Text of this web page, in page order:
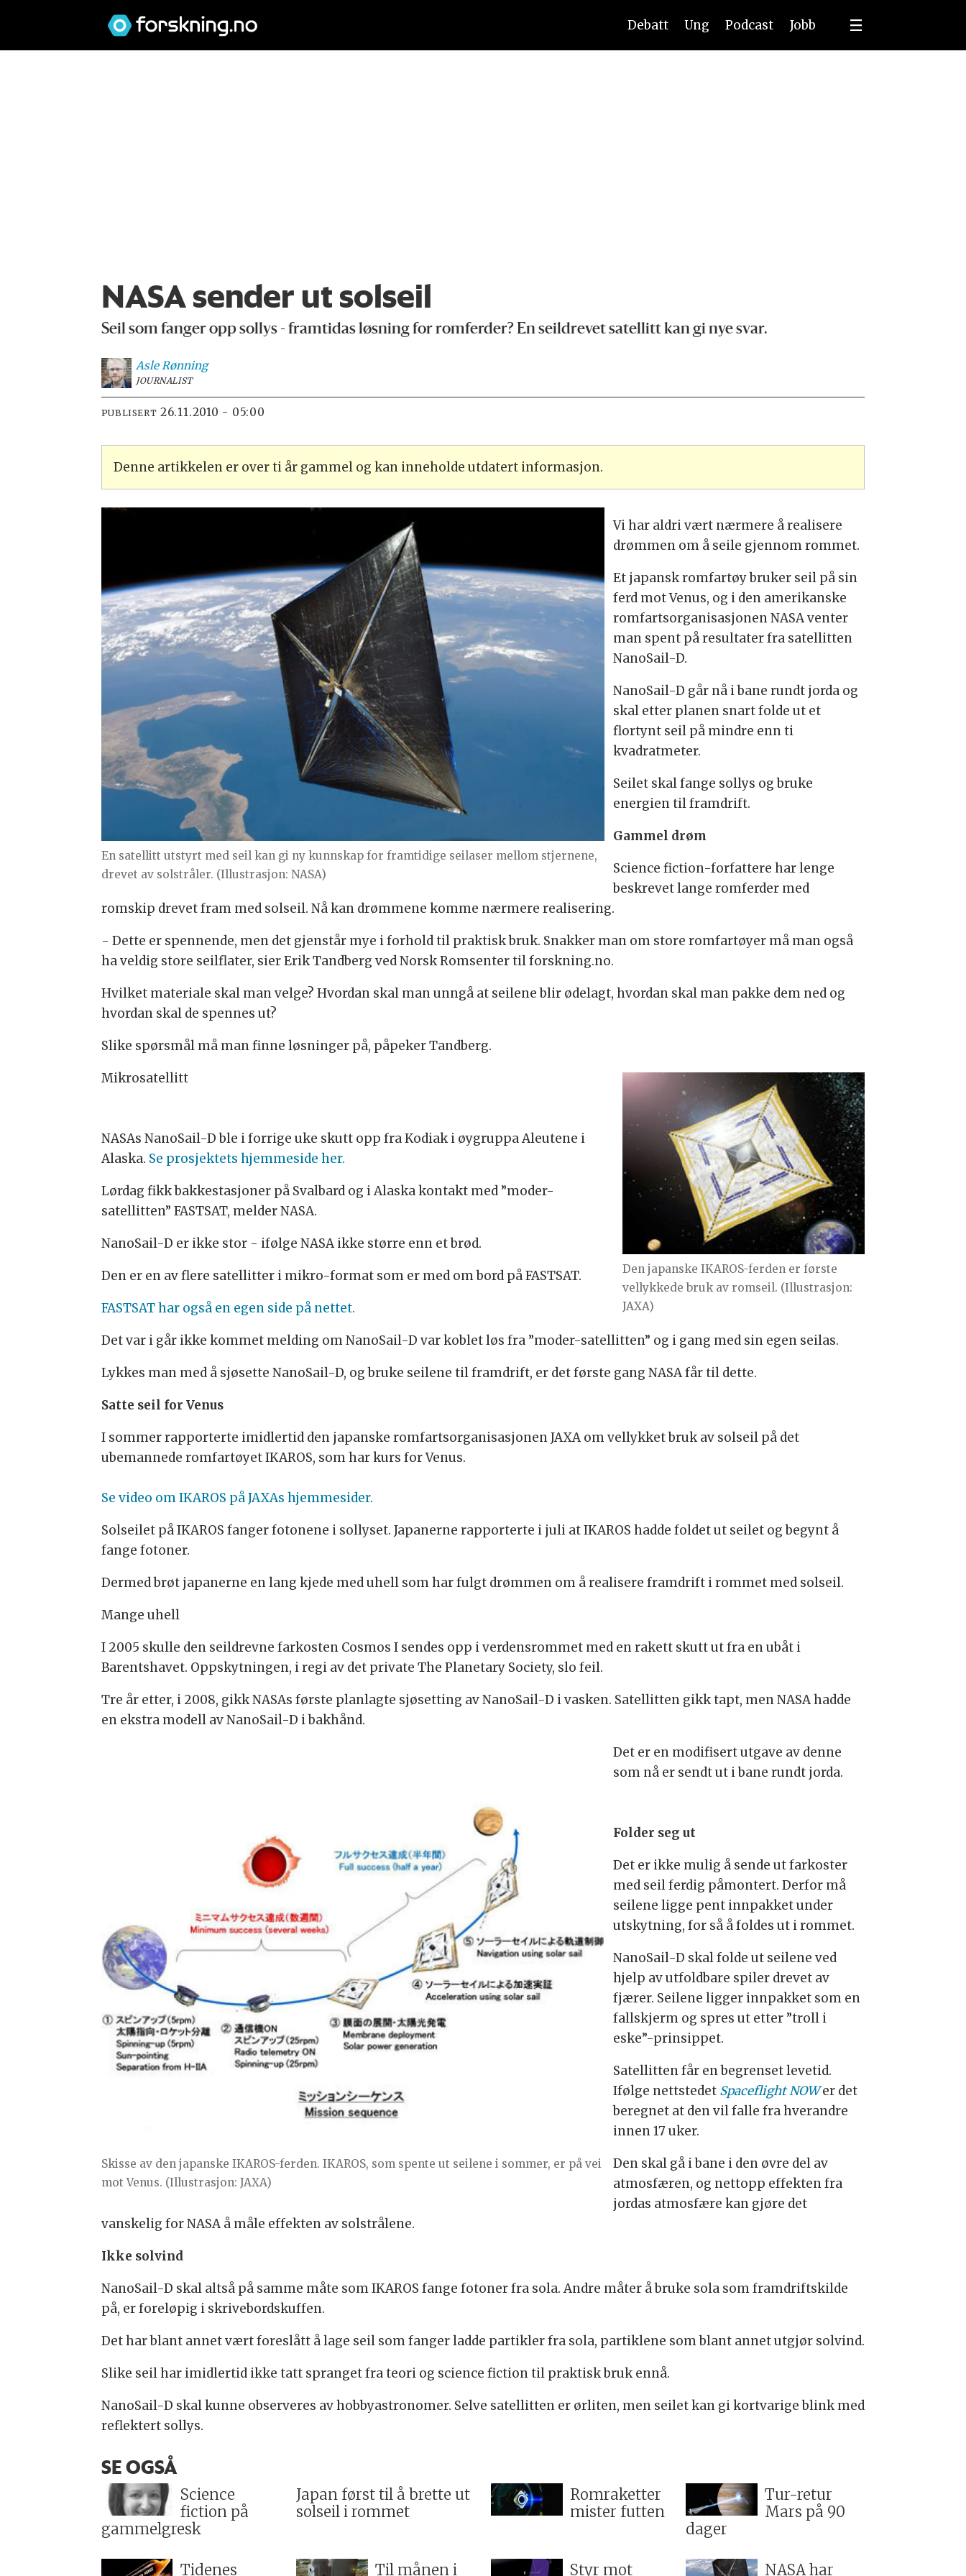
Debatt Ung Podcast Jobb
NASA sender ut solseil
Seil som fanger opp sollys - framtidas løsning for romferder? En seildrevet satellitt kan gi nye svar.
Asle Rønning
JOURNALIST
PUBLISERT 26.11.2010 - 05:00
Denne artikkelen er over ti år gammel og kan inneholde utdatert informasjon.
En satellitt utstyrt med seil kan gi ny kunnskap for framtidige seilaser mellom stjernene,
drevet av solstråler. (Illustrasjon: NASA)
Vi har aldri vært nærmere å realisere
drømmen om å seile gjennom rommet.
Et japansk romfartøy bruker seil på sin
ferd mot Venus, og i den amerikanske
romfartsorganisasjonen NASA venter
man spent på resultater fra satellitten
NanoSail-D.
NanoSail-D går nå i bane rundt jorda og
skal etter planen snart folde ut et
flortynt seil på mindre enn ti
kvadratmeter.
Seilet skal fange sollys og bruke
energien til framdrift.
Gammel drøm
Science fiction-forfattere har lenge
beskrevet lange romferder med
romskip drevet fram med solseil. Nå kan drømmene komme nærmere realisering.
- Dette er spennende, men det gjenstår mye i forhold til praktisk bruk. Snakker man om store romfartøyer må man også
ha veldig store seilflater, sier Erik Tandberg ved Norsk Romsenter til forskning.no.
Hvilket materiale skal man velge? Hvordan skal man unngå at seilene blir ødelagt, hvordan skal man pakke dem ned og
hvordan skal de spennes ut?
Slike spørsmål må man finne løsninger på, påpeker Tandberg.
Den japanske IKAROS-ferden er første
vellykkede bruk av romseil. (Illustrasjon:
JAXA)
Mikrosatellitt
NASAs NanoSail-D ble i forrige uke skutt opp fra Kodiak i øygruppa Aleutene i
Alaska. Se prosjektets hjemmeside her.
Lørdag fikk bakkestasjoner på Svalbard og i Alaska kontakt med ”moder-
satellitten” FASTSAT, melder NASA.
NanoSail-D er ikke stor - ifølge NASA ikke større enn et brød.
Den er en av flere satellitter i mikro-format som er med om bord på FASTSAT.
FASTSAT har også en egen side på nettet.
Det var i går ikke kommet melding om NanoSail-D var koblet løs fra ”moder-satellitten” og i gang med sin egen seilas.
Lykkes man med å sjøsette NanoSail-D, og bruke seilene til framdrift, er det første gang NASA får til dette.
Satte seil for Venus
I sommer rapporterte imidlertid den japanske romfartsorganisasjonen JAXA om vellykket bruk av solseil på det
ubemannede romfartøyet IKAROS, som har kurs for Venus.
Se video om IKAROS på JAXAs hjemmesider.
Solseilet på IKAROS fanger fotonene i sollyset. Japanerne rapporterte i juli at IKAROS hadde foldet ut seilet og begynt å
fange fotoner.
Dermed brøt japanerne en lang kjede med uhell som har fulgt drømmen om å realisere framdrift i rommet med solseil.
Mange uhell
I 2005 skulle den seildrevne farkosten Cosmos I sendes opp i verdensrommet med en rakett skutt ut fra en ubåt i
Barentshavet. Oppskytningen, i regi av det private The Planetary Society, slo feil.
Tre år etter, i 2008, gikk NASAs første planlagte sjøsetting av NanoSail-D i vasken. Satellitten gikk tapt, men NASA hadde
en ekstra modell av NanoSail-D i bakhånd.
Skisse av den japanske IKAROS-ferden. IKAROS, som spente ut seilene i sommer, er på vei
mot Venus. (Illustrasjon: JAXA)
Det er en modifisert utgave av denne
som nå er sendt ut i bane rundt jorda.
Folder seg ut
Det er ikke mulig å sende ut farkoster
med seil ferdig påmontert. Derfor må
seilene ligge pent innpakket under
utskytning, for så å foldes ut i rommet.
NanoSail-D skal folde ut seilene ved
hjelp av utfoldbare spiler drevet av
fjærer. Seilene ligger innpakket som en
fallskjerm og spres ut etter ”troll i
eske”-prinsippet.
Satellitten får en begrenset levetid.
Ifølge nettstedet Spaceflight NOWer det
beregnet at den vil falle fra hverandre
innen 17 uker.
Den skal gå i bane i den øvre del av
atmosfæren, og nettopp effekten fra
jordas atmosfære kan gjøre det
vanskelig for NASA å måle effekten av solstrålene.
Ikke solvind
NanoSail-D skal altså på samme måte som IKAROS fange fotoner fra sola. Andre måter å bruke sola som framdriftskilde
på, er foreløpig i skrivebordskuffen.
Det har blant annet vært foreslått å lage seil som fanger ladde partikler fra sola, partiklene som blant annet utgjør solvind.
Slike seil har imidlertid ikke tatt spranget fra teori og science fiction til praktisk bruk ennå.
NanoSail-D skal kunne observeres av hobbyastronomer. Selve satellitten er ørliten, men seilet kan gi kortvarige blink med
reflektert sollys.
SE OGSÅ
Science
fiction på
gammelgresk
Japan først til å brette ut
solseil i rommet
Romraketter
mister futten
Tur-retur
Mars på 90
dager
Tidenes Til månen i Styr mot NASA har